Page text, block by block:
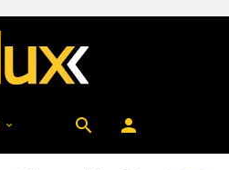
  